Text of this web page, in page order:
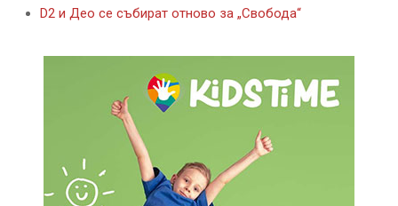
D2 и Део се събират отново за „Свобода“